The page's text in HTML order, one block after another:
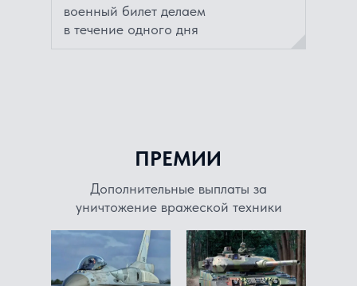
военный билет делаем
в течение одного дня
ПРЕМИИ
Дополнительные выплаты за
уничтожение вражеской техники